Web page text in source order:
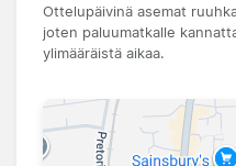
Ottelupäivinä asemat
joten paluumatkalle
ylimääräistä aikaa.